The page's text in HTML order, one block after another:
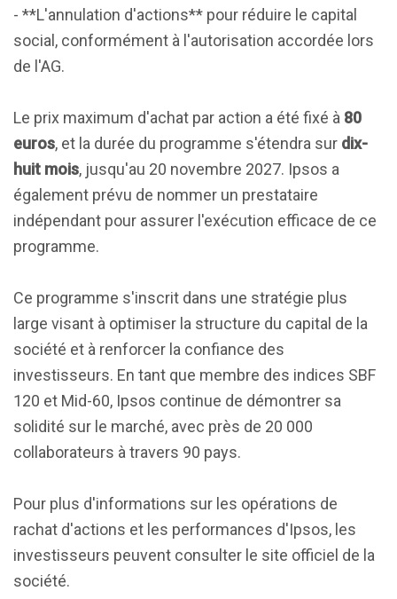
- **L'annulation d'actions** pour réduire le capital
social, conformément à l'autorisation accordée lors
de l'AG.
Le prix maximum d'achat par action a été fixé à 80
euros, et la durée du programme s'étendra sur dix-
huit mois, jusqu'au 20 novembre 2027. Ipsos a
également prévu de nommer un prestataire
indépendant pour assurer l'exécution efficace de ce
programme.
Ce programme s'inscrit dans une stratégie plus
large visant à optimiser la structure du capital de la
société et à renforcer la confiance des
investisseurs. En tant que membre des indices SBF
120 et Mid-60, Ipsos continue de démontrer sa
solidité sur le marché, avec près de 20 000
collaborateurs à travers 90 pays.
Pour plus d'informations sur les opérations de
rachat d'actions et les performances d'Ipsos, les
investisseurs peuvent consulter le site officiel de la
société.